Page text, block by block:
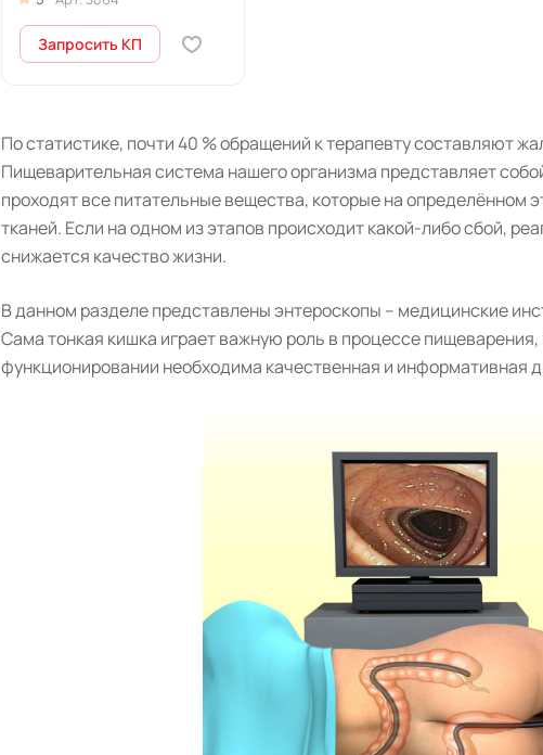
Запросить КП
По статистике, почти 40 % обращений к терапевту составляют
Пищеварительная система нашего организма представляет
проходят все питательные вещества, которые на
тканей. Если на одном из этапов происходит какой-либо сбой,
снижается качество жизни.
В данном разделе представлены энтероскопы – медицинские
Сама тонкая кишка играет важную роль в процессе
функционировании необходима качественная и информативная